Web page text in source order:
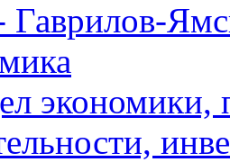
экономики,